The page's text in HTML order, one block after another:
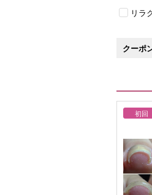
リラ
クーポ
初回